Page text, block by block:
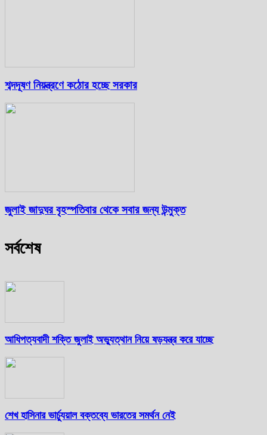
শব্দদূষণ নিয়ন্ত্রণে কঠোর হচ্ছে সরকার
জুলাই জাদুঘর বৃহস্পতিবার থেকে সবার জন্য উন্মুক্ত
সর্বশেষ
আধিপত্যবাদী শক্তি জুলাই অভ্যুত্থান নিয়ে ষড়যন্ত্র করে যাচ্ছে
শেখ হাসিনার ভার্চ্যুয়াল বক্তব্যে ভারতের সমর্থন নেই